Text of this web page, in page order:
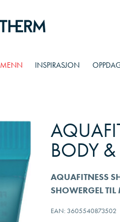
MENN INSPIRASJON
BODY
AQUAFITNESS
SHOWERGEL
EAN: 3605540873502